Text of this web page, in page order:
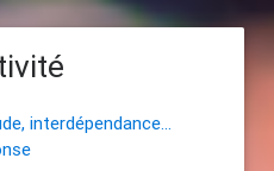
interdépendance...